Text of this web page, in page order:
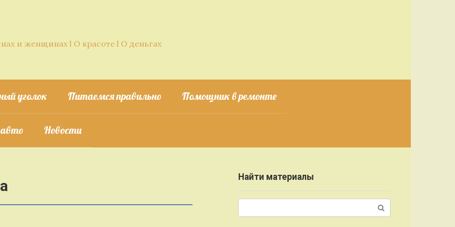
и женщинах l О красоте l О деньгах
уголок Питаемся правильно Помощник в ремонте
авто Новости
Найти материалы